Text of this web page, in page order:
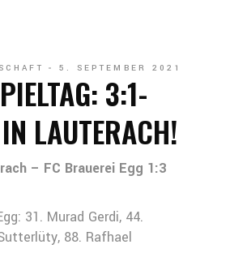
5. SEPTEMBER 2021
3:1-
LAUTERACH!
– FC Brauerei Egg 1:3
31. Murad Gerdi, 44.
88. Rafhael